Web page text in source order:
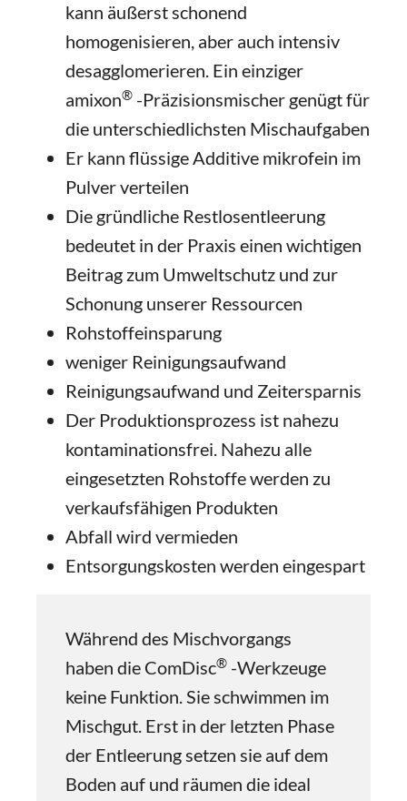
kann äußerst schonend
homogenisieren, aber auch intensiv
desagglomerieren. Ein einziger
amixon® -Präzisionsmischer genügt für
die unterschiedlichsten Mischaufgaben
Er kann flüssige Additive mikrofein im
Pulver verteilen
Die gründliche Restlosentleerung
bedeutet in der Praxis einen wichtigen
Beitrag zum Umweltschutz und zur
Schonung unserer Ressourcen
Rohstoffeinsparung
weniger Reinigungsaufwand
Reinigungsaufwand und Zeitersparnis
Der Produktionsprozess ist nahezu
kontaminationsfrei. Nahezu alle
eingesetzten Rohstoffe werden zu
verkaufsfähigen Produkten
Abfall wird vermieden
Entsorgungskosten werden eingespart
Während des Mischvorgangs
haben die ComDisc® -Werkzeuge
keine Funktion. Sie schwimmen im
Mischgut. Erst in der letzten Phase
der Entleerung setzen sie auf dem
Boden auf und räumen die ideal